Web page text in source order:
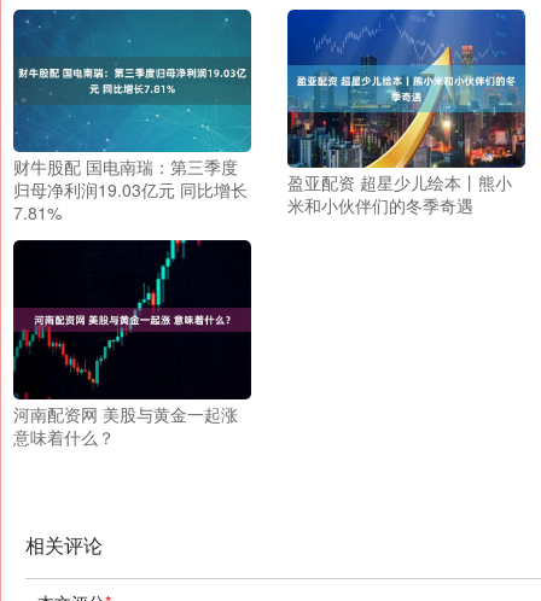
财牛股配 国电南瑞：第三季度
归母净利润19.03亿元 同比增长
7.81%
盈亚配资 超星少儿绘本丨熊小
米和小伙伴们的冬季奇遇
河南配资网 美股与黄金一起涨
意味着什么？
相关评论